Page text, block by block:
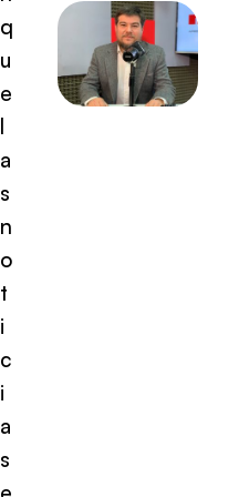
q
u
e
l
a
s
n
o
t
i
c
i
a
s